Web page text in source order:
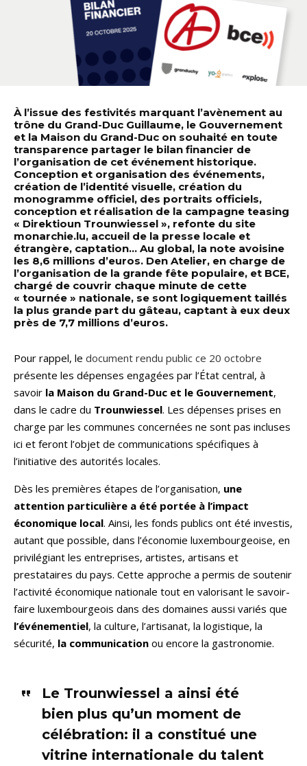
À l’issue des festivités marquant l’avènement au
trône du Grand-Duc Guillaume, le Gouvernement
et la Maison du Grand-Duc on souhaité en toute
transparence partager le bilan financier de
l’organisation de cet événement historique.
Conception et organisation des événements,
création de l’identité visuelle, création du
monogramme officiel, des portraits officiels,
conception et réalisation de la campagne teasing
« Direktioun Trounwiessel », refonte du site
monarchie.lu, accueil de la presse locale et
étrangère, captation… Au global, la note avoisine
les 8,6 millions d’euros. Den Atelier, en charge de
l’organisation de la grande fête populaire, et BCE,
chargé de couvrir chaque minute de cette
« tournée » nationale, se sont logiquement taillés
la plus grande part du gâteau, captant à eux deux
près de 7,7 millions d’euros.
Pour rappel, le document rendu public ce 20 octobre
présente les dépenses engagées par l’État central, à
savoir la Maison du Grand-Duc et le Gouvernement,
dans le cadre du Trounwiessel. Les dépenses prises en
charge par les communes concernées ne sont pas incluses
ici et feront l’objet de communications spécifiques à
l’initiative des autorités locales.
Dès les premières étapes de l’organisation, une
attention particulière a été portée à l’impact
économique local. Ainsi, les fonds publics ont été investis,
autant que possible, dans l’économie luxembourgeoise, en
privilégiant les entreprises, artistes, artisans et
prestataires du pays. Cette approche a permis de soutenir
l’activité économique nationale tout en valorisant le savoir-
faire luxembourgeois dans des domaines aussi variés que
l’événementiel, la culture, l’artisanat, la logistique, la
sécurité, la communication ou encore la gastronomie.
Le Trounwiessel a ainsi été
bien plus qu’un moment de
célébration: il a constitué une
vitrine internationale du talent